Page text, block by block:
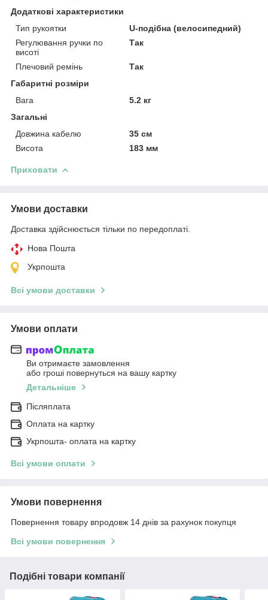
Додаткові характеристики
Тип рукоятки
U-подібна (велосипедний)
Регулювання ручки по
висоті
Так
Плечовий ремінь
Так
Габаритні розміри
Вага
5.2 кг
Загальні
Довжина кабелю
35 см
Висота
183 мм
Приховати
Умови доставки
Доставка здійснюється тільки по передоплаті.
Нова Пошта
Укрпошта
Всі умови доставки
Умови оплати
Ви отримаєте замовлення
або гроші повернуться на вашу картку
Детальніше
Післяплата
Оплата на картку
Укрпошта- оплата на картку
Всі умови оплати
Умови повернення
Повернення товару впродовж 14 днів за рахунок покупця
Всі умови повернення
Подібні товари компанії